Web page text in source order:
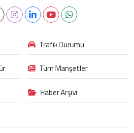
Trafik Durumu
Tüm Manşetler
Haber Arşivi